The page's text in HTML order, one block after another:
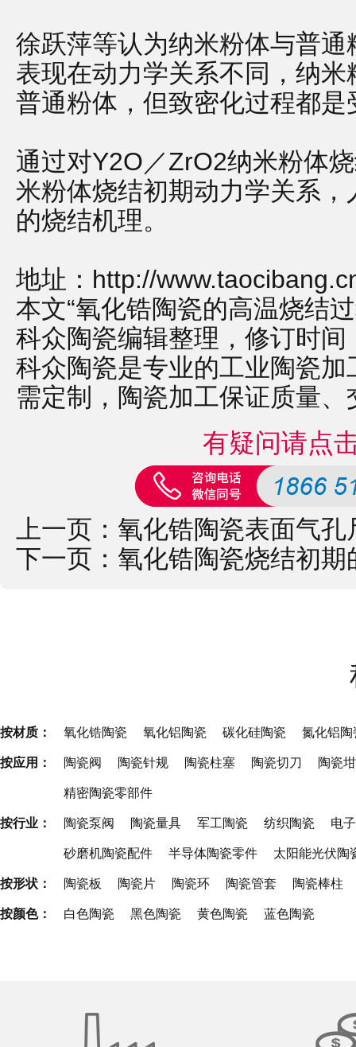
徐跃萍等认为纳米粉体与普
表现在动力学关系不同，纳
普通粉体，但致密化过程都
通过对Y2O／ZrO2纳米粉体
米粉体烧结初期动力学关系
的烧结机理。
地址： http://
本文“氧化锆陶瓷的高温烧结
科众陶瓷编辑整理，修订时
科众陶瓷是专业的工业陶瓷加
需定制， 陶瓷加工保证质量、
有疑问请点
上一页： 氧化锆陶瓷表面气
下一页： 氧化锆陶瓷烧结初期
按材质： 氧化锆陶瓷 氧化铝陶瓷 碳化硅陶瓷 氮化铝陶
按应用： 陶瓷阀 陶瓷针规 陶瓷柱塞 陶瓷切刀 陶瓷
精密陶瓷零部件
按行业： 陶瓷泵阀 陶瓷量具 军工陶瓷 纺织陶瓷 电
砂磨机陶瓷配件 半导体陶瓷零件 太阳能光伏陶
按形状： 陶瓷板 陶瓷片 陶瓷环 陶瓷管套 陶瓷棒柱
按颜色： 白色陶瓷 黑色陶瓷 黄色陶瓷 蓝色陶瓷